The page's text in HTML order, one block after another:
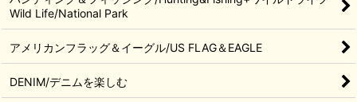
Wild Life/National Park
アメリカンフラッグ＆イーグル/US FLAG＆EAGLE
DENIM/デニムを楽しむ